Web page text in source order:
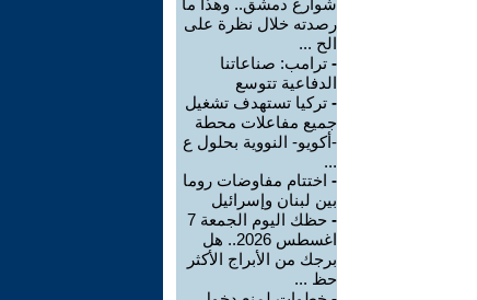
شوارع دمشق.. وهذا ما
رصدته خلال نظرة على
الح ...
- ترامب: صناعاتنا
الدفاعية تتوسع
- تركيا تستهدف تشغيل
جميع مفاعلات محطة
-أكويو- النووية بحلول ع
...
- اختتام مفاوضات روما
بين لبنان وإسرائيل
-
حظك اليوم الجمعة 7
اغسطس 2026.. هل
برجك من الأبراج الأكثر
حظ ...